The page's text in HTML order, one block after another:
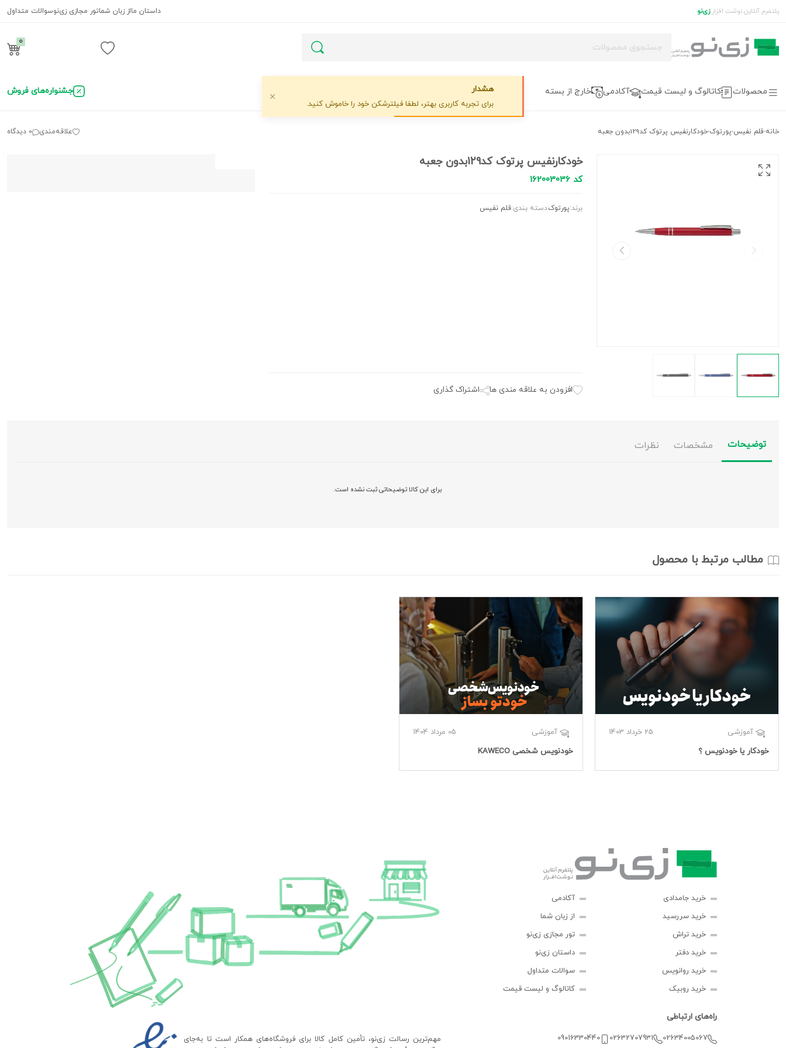
سوالات متداولتور مجازی زی‌نواز زبان شماداستان ما پلتفرم آنلاین نوشت افزارزی‌نو
0
جشنواره‌های فروش محصولات کاتالوگ و لیست قیمت آکادمی خارج از بسته
خانه›قلم نفیس›پورتوک›خودکارنفیس پرتوک کد129بدون جعبه علاقه‌مندی 0 دیدگاه
خودکارنفیس پرتوک کد129بدون جعبه
کد 162003036
برند:پورتوکدسته بندی:قلم نفیس
افزودن به علاقه مندی ها اشتراک گذاری
توضیحات مشخصات نظرات
برای این کالا توضیحاتی ثبت نشده است.
مطالب مرتبط با محصول
آموزشی 25 خرداد 1403
خودکار یا خودنویس ؟
آموزشی 05 مرداد 1404
خودنویس شخصی KAWECO
خرید جامدادی
خرید سررسید
خرید تراش
خرید دفتر
خرید روانویس
خرید روبیک
آکادمی
از زبان شما
تور مجازی زی‌نو
داستان زی‌نو
سوالات متداول
کاتالوگ و لیست قیمت
راه‌های ارتباطی
02634005067
02632707931
09016330440
مهم‌ترین رسالت زی‌نو، تأمین کامل کالا برای فروشگاه‌های همکار است تا به‌جای
هشدار
برای تجربه کاربری بهتر، لطفا فیلترشکن خود را خاموش کنید.